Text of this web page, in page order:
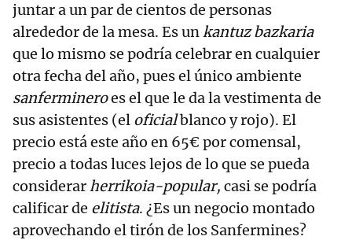
juntar a un par de cientos de personas
alrededor de la mesa. Es unkantuz bazkaria
que lo mismo se podría celebrar en cualquier
otra fecha del año, pues el único ambiente
sanfermineroes el que le da la vestimenta de
sus asistentes (el oficialblanco y rojo). El
precio está este año en 65€ por comensal,
precio a todas luces lejos de lo que se pueda
considerarherrikoia-popular, casi se podría
calificar de elitista. ¿Es un negocio montado
aprovechando el tirón de los Sanfermines?